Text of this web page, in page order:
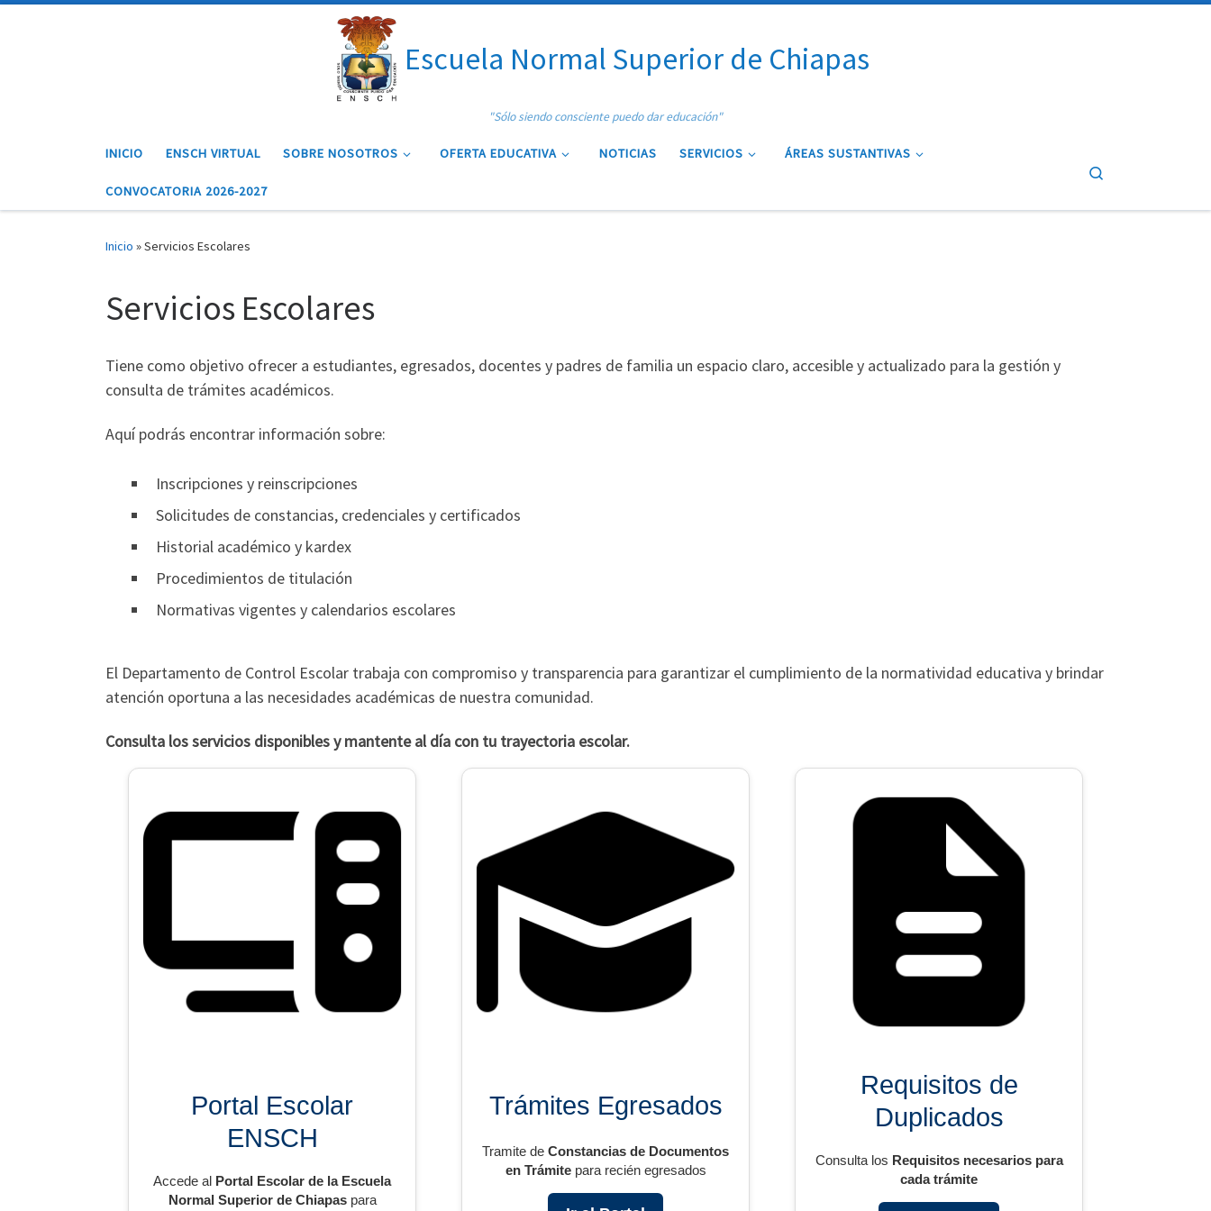
Escuela Normal Superior de Chiapas
"Sólo siendo consciente puedo dar educación"
INICIO ENSCH VIRTUAL SOBRE NOSOTROS OFERTA EDUCATIVA NOTICIAS SERVICIOS ÁREAS SUSTANTIVAS
CONVOCATORIA 2026-2027
Inicio »Servicios Escolares
Servicios Escolares
Tiene como objetivo ofrecer a estudiantes, egresados, docentes y padres de familia un espacio claro, accesible y actualizado para la gestión y
consulta de trámites académicos.
Aquí podrás encontrar información sobre:
Inscripciones y reinscripciones
Solicitudes de constancias, credenciales y certificados
Historial académico y kardex
Procedimientos de titulación
Normativas vigentes y calendarios escolares
El Departamento de Control Escolar trabaja con compromiso y transparencia para garantizar el cumplimiento de la normatividad educativa y brindar
atención oportuna a las necesidades académicas de nuestra comunidad.
Consulta los servicios disponibles y mantente al día con tu trayectoria escolar.
Portal Escolar
ENSCH
Accede al Portal Escolar de la Escuela
Normal Superior de Chiapaspara
Trámites Egresados
Tramite de Constancias de Documentos
en Trámite para recién egresados
Requisitos de
Duplicados
Consulta los Requisitos necesarios para
cada trámite